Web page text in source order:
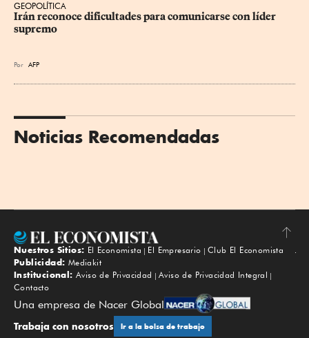
GEOPOLÍTICA
Irán reconoce dificultades para comunicarse con líder
supremo
Por AFP
Noticias Recomendadas
Subir
Nuestros Sitios: El Economista El Empresario
Club El Economista
Publicidad: Mediakit
Institucional: Aviso de Privacidad
Aviso de Privacidad Integral
Contacto
Una empresa de Nacer Global
Trabaja con nosotros Ir a la bolsa de trabajo